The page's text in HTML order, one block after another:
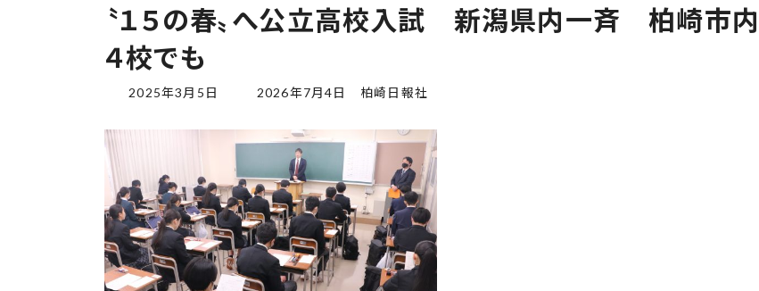
〝１５の春〟へ公立高校入試 新潟県内一斉 柏崎市内
４校でも
2025年3月5日
最
新
時
:
2026年7月4日 柏崎日報社